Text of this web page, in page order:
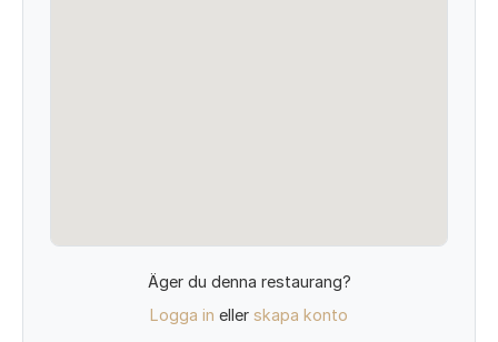
Äger du denna restaurang?
Logga in eller skapa konto